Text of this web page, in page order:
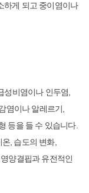
하게 되고 중이염이나
비염이나 인두염,
염이나 알레르기,
등을 들 수 있습니다.
, 습도의 변화,
양결핍과 유전적인